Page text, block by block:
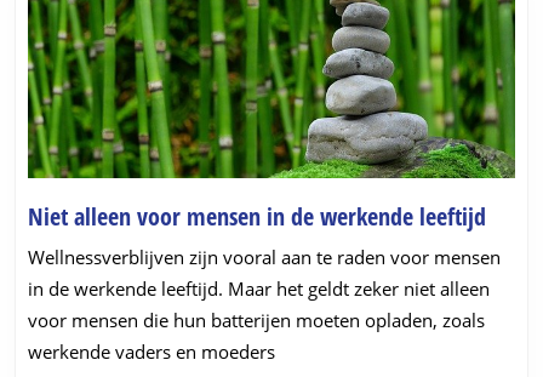
Niet alleen voor mensen in de werkende leeftijd
voor
Wellnessverblijven zijn vooral aan te raden voor mensen
in de werkende leeftijd. Maar het geldt zeker niet alleen
voor mensen die hun batterijen moeten opladen, zoals
werkende vaders en moeders